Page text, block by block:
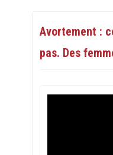
Avortement :
pas. Des